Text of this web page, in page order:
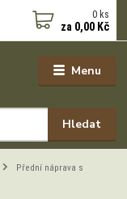
Menu
Hledat
0 ks
za 0,00 Kč
Přední náprava s